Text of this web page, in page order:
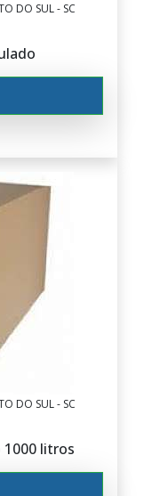
DO SUL - SC
DO SUL - SC
1000 litros